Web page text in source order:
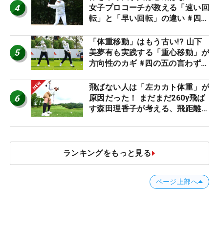
4
女子プロコーチが教える「速い回
転」と「早い回転」の違い #四の
5
「体重移動」はもう古い!? 山下
美夢有も実践する「重心移動」が
方向性のカギ #四の五の言わず振
6
飛ばない人は「左カカト体重」が
原因だった！ まだまだ260y飛ば
す森田理香子が考える、飛距離ア
ランキングをもっと見る
ページ上部へ